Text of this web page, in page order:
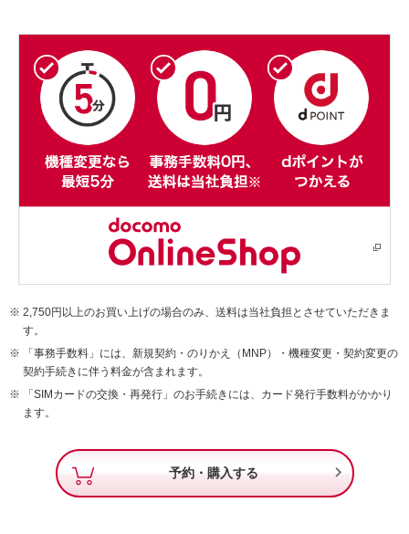
2,750円以上のお買い上げの場合のみ、送料は当社負担とさせていただきま
す。
「事務手数料」には、新規契約・のりかえ（MNP）・機種変更・契約変更の
契約手続きに伴う料金が含まれます。
「SIMカードの交換・再発行」のお手続きには、カード発行手数料がかかり
ます。
予約・購入する 